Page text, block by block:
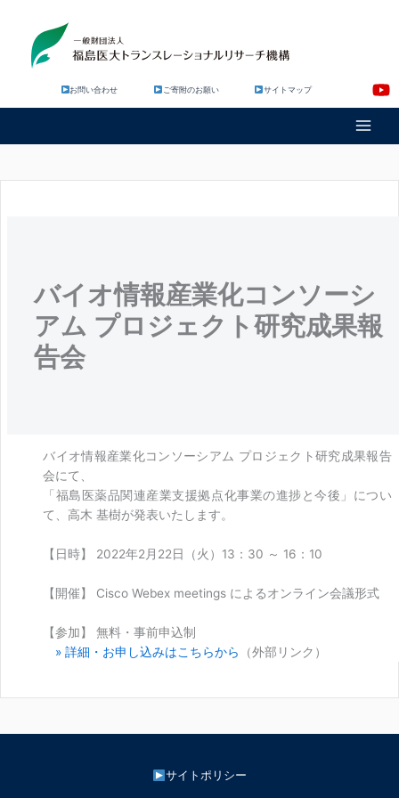
ッ
お問い合わせ ご寄附のお願い サイトマップ
バイオ情報産業化コンソーシ
アム プロジェクト研究成果報
告会
バイオ情報産業化コンソーシアム プロジェクト研究成果報告
会にて、
「福島医薬品関連産業支援拠点化事業の進捗と今後」につい
て、高木 基樹が発表いたします。
【日時】 2022年2月22日（火）13：30 ～ 16：10
【開催】 Cisco Webex meetings によるオンライン会議形式
【参加】 無料・事前申込制
» 詳細・お申し込みはこちらから
（外部リンク）
サイトポリシー